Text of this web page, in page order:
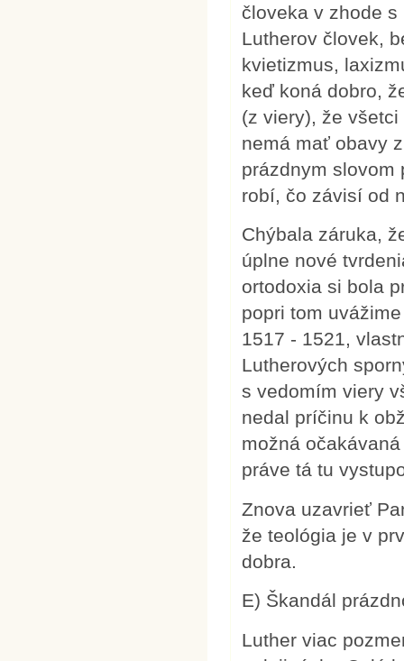
človeka v zhode
Lutherov človek,
kvietizmus,
keď koná dobro,
(z viery), že
nemá mať obavy
prázdnym slovom
robí, čo závisí od
Chýbala záruka,
úplne nové
ortodoxia si bola
popri tom
1517 - 1521,
Lutherových
s vedomím viery
nedal príčinu k
možná
práve tá tu
Znova uzavrieť
že teológia je v
dobra.
E) Škandál
Luther viac